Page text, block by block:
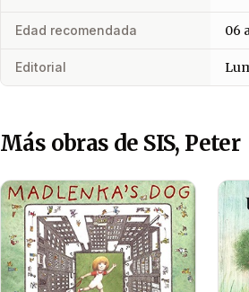
Edad recomendada 06
Editorial
Más obras de SIS, Peter